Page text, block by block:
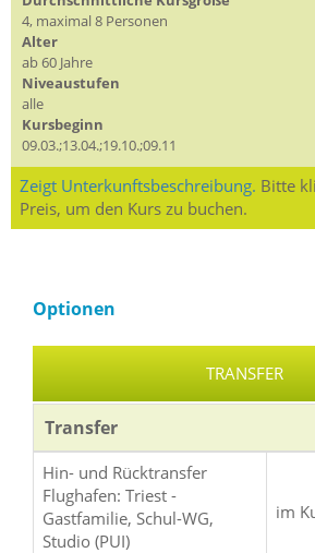
4, maximal 8 Personen
Alter
ab 60 Jahre
Niveaustufen
alle
Kursbeginn
09.03.;13.04.;19.10.;09.11
Zeigt Unterkunftsbeschreibung. Bitte
Preis, um den Kurs zu buchen.
Optionen
TRANSFER
Transfer
Hin- und Rücktransfer
Flughafen: Triest -
Gastfamilie, Schul-WG,
Studio (PUI)
im